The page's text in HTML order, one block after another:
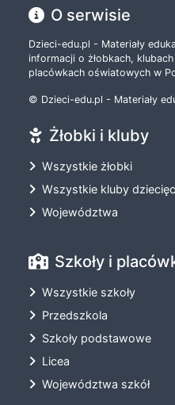
O serwisie
Dzieci-edu.pl - Materiały
informacji o żłobkach,
placówkach oświatowych w
© Dzieci-edu.pl - Materiały
Żłobki i kluby
Wszystkie żłobki
Wszystkie kluby
Województwa
Szkoły i
Wszystkie szkoły
Przedszkola
Szkoły podstawowe
Licea
Województwa szkół